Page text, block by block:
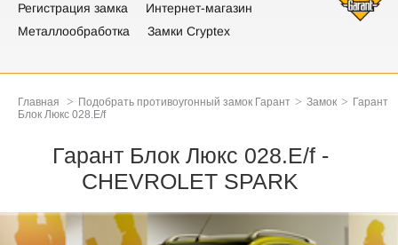
Регистрация замка
Интернет-магазин
Металлообработка
Замки Cryptex
Главная > Подобрать противоугонный замок Гарант > Замок > Гарант
Блок Люкс 028.E/f
Гарант Блок Люкс 028.E/f -
CHEVROLET SPARK